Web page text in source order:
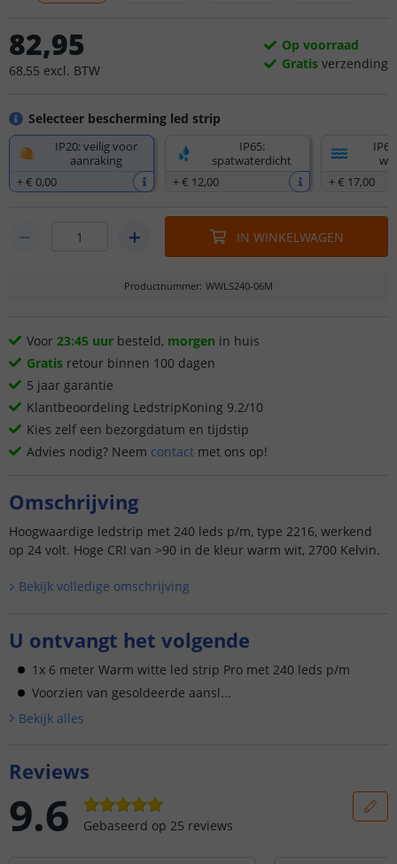
Selecteer bescherming led strip
IP20: veilig voor
aanraking
+€ 0,00
IP65:
spatwaterdicht
+€ 12,00
+€ 17,00
82,95
68,55 excl. BTW
Op voorraad
Gratis verzending
IN WINKELWAGEN
Productnummer: WWLS240-06M
Voor 23:45 uur besteld, morgen in huis
Gratis retour binnen 100 dagen
5 jaar garantie
Klantbeoordeling LedstripKoning 9.2/10
Kies zelf een bezorgdatum en tijdstip
Advies nodig? Neem contact met ons op!
Omschrijving
Hoogwaardige ledstrip met 240 leds p/m, type 2216, werkend
op 24 volt. Hoge CRI van >90 in de kleur warm wit, 2700 Kelvin.
Bekijk volledige omschrijving
U ontvangt het volgende
1x 6 meter Warm witte led strip Pro met 240 leds p/m
Voorzien van gesoldeerde aansl...
Bekijk alles
Reviews
9.6 Gebaseerd op 25 reviews